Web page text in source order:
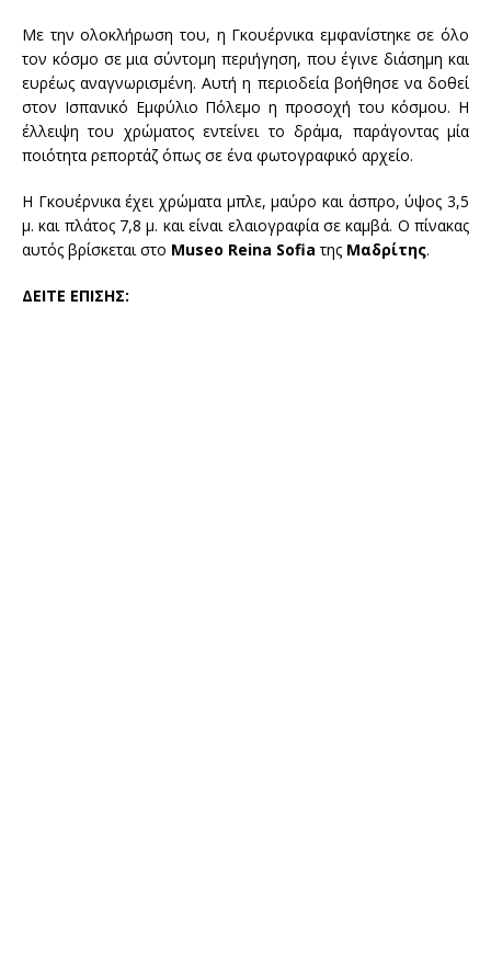
Με την ολοκλήρωση του, η Γκουέρνικα εμφανίστηκε σε όλο
τον κόσμο σε μια σύντομη περιήγηση, που έγινε διάσημη και
ευρέως αναγνωρισμένη. Αυτή η περιοδεία βοήθησε να δοθεί
στον Ισπανικό Εμφύλιο Πόλεμο η προσοχή του κόσμου. Η
έλλειψη του χρώματος εντείνει το δράμα, παράγοντας μία
ποιότητα ρεπορτάζ όπως σε ένα φωτογραφικό αρχείο.
Η Γκουέρνικα έχει χρώματα μπλε, μαύρο και άσπρο, ύψος 3,5
μ. και πλάτος 7,8 μ. και είναι ελαιογραφία σε καμβά. Ο πίνακας
αυτός βρίσκεται στο Museo Reina Sofia της Μαδρίτης.
ΔΕΙΤΕ ΕΠΙΣΗΣ: